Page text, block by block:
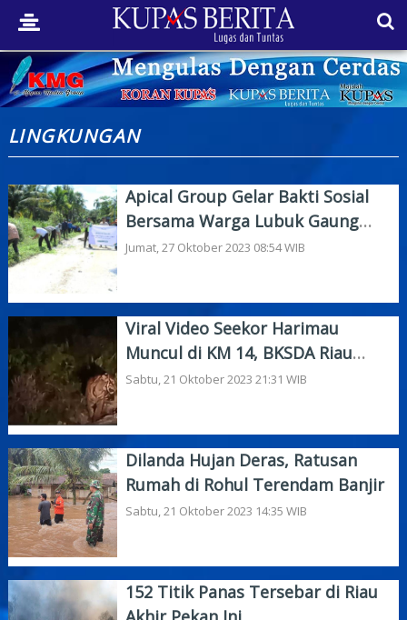
LINGKUNGAN
Apical Group Gelar Bakti Sosial
Bersama Warga Lubuk Gaung
Dumai
Jumat, 27 Oktober 2023 08:54 WIB
Viral Video Seekor Harimau
Muncul di KM 14, BKSDA Riau
Minta Masyarakat Waspada
Sabtu, 21 Oktober 2023 21:31 WIB
Dilanda Hujan Deras, Ratusan
Rumah di Rohul Terendam Banjir
Sabtu, 21 Oktober 2023 14:35 WIB
152 Titik Panas Tersebar di Riau